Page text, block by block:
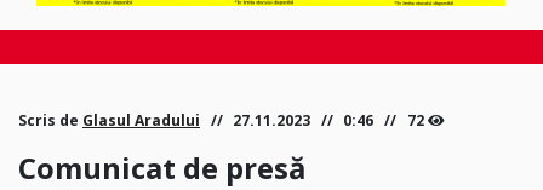
Scris de Glasul Aradului 27.11.2023 0:46 72
Comunicat de presă